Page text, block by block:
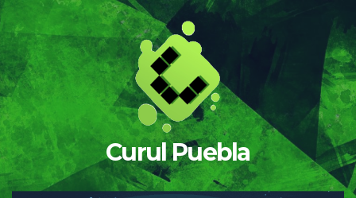
Saltar
al
contenido
Curul Puebla